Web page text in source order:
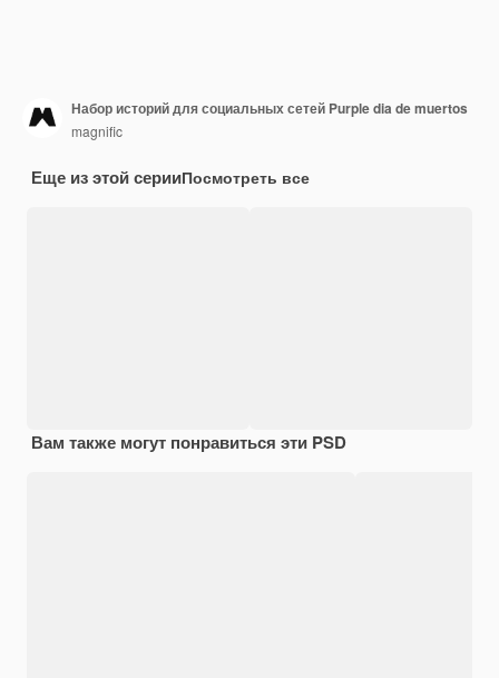
Набор историй для социальных сетей Purple dia de muertos
magnific
Еще из этой серииПосмотреть все
Вам также могут понравиться эти PSD